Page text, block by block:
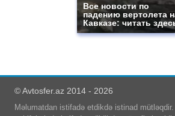
Все новости по
падению вертолета
Кавказе: читать
© Avtosfer.az 2014 - 2026
Məlumatdan istifadə etdikdə istinad